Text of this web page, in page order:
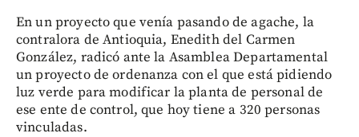
En un proyecto que venía pasando de agache, la
contralora de Antioquia, Enedith del Carmen
González, radicó ante la Asamblea Departamental
un proyecto de ordenanza con el que está pidiendo
luz verde para modificar la planta de personal de
ese ente de control, que hoy tiene a 320 personas
vinculadas.